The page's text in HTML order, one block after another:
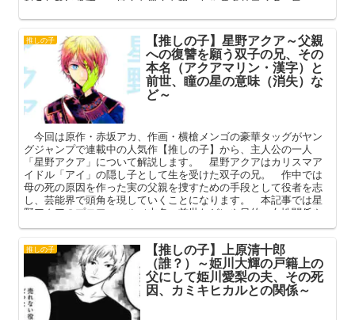
推しの子 【推しの子】星野アクア～父親
への復讐を願う双子の兄、その
本名（アクアマリン・漢字）と
前世、瞳の星の意味（消失）な
ど～
今回は原作・赤坂アカ、作画・横槍メンゴの豪華タッグがヤン
グジャンプで連載中の人気作【推しの子】から、主人公の一人
「星野アクア」について解説します。 星野アクアはカリスマア
イドル「アイ」の隠し子として生を受けた双子の兄。 作中では
母の死の原因を作った実の父親を捜すための手段として役者を志
し、芸能界で頭角を現していくことになります。 本記事では星
野アクアのプロフィール（本名・前世など）や目的、女性関係や
推しの子 【推しの子】上原清十郎
（誰？）～姫川大輝の戸籍上の
父にして姫川愛梨の夫、その死
因、カミキヒカルとの関係～